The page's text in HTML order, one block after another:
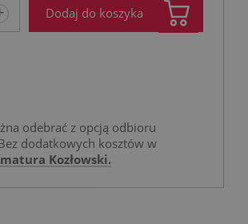
Dodaj do koszyka
odebrać z opcją odbioru
dodatkowych kosztów w
Kozłowski.